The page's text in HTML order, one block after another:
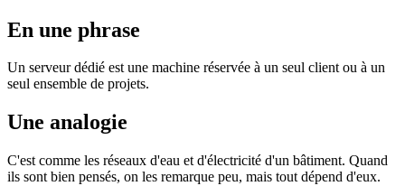
En une phrase
Un serveur dédié est une machine réservée à un seul client ou à un
seul ensemble de projets.
Une analogie
C'est comme les réseaux d'eau et d'électricité d'un bâtiment. Quand
ils sont bien pensés, on les remarque peu, mais tout dépend d'eux.